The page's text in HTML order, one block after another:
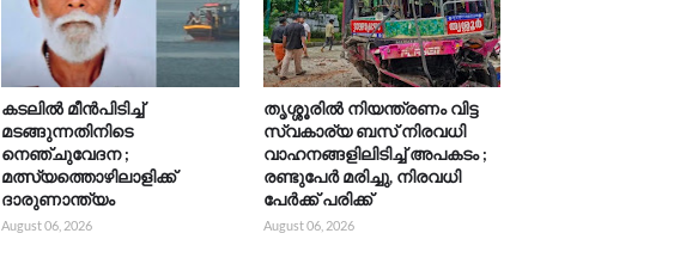
കടലിൽ മീൻപിടിച്ച്
മടങ്ങുന്നതിനിടെ
നെഞ്ചുവേദന ;
മത്സ്യത്തൊഴിലാളിക്ക്
ദാരുണാന്ത്യം
August 06, 2026
തൃശ്ശൂരിൽ നിയന്ത്രണം വിട്ട
സ്വകാര്യ ബസ് നിരവധി
വാഹനങ്ങളിലിടിച്ച് അപകടം ;
രണ്ടുപേർ മരിച്ചു, നിരവധി
പേർക്ക് പരിക്ക്
August 06, 2026